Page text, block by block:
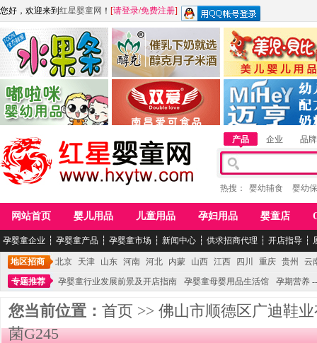
您好，欢迎来到 红星婴童网 ！ [请登录/免费注册]
江西麦嘟嘟食品有限公司
青岛嘟啦咪婴幼儿用品公司
江西醇之客月子米酒 惠州市美儿婴儿用品
湖南迈亨母婴用品有限
产品 企业 品牌
热搜： 婴幼辅食 婴幼
网站首页 婴儿用品 儿童用品 孕妇用品 婴童店
孕婴童企业 ┆ 孕婴童产品 ┆ 孕婴童市场 ┆ 新闻中心 ┆ 供求招商代理 ┆ 开店指导 ┆
地区招商 北京 天津 山东 河南 河北 内蒙 山西 江西 四川 重庆 贵州
云
专题推荐
孕婴童行业发展前景及开店指南 孕婴童母婴用品生活馆 孕期营养
您当前位置： 首页 >> 佛山市顺德区广迪鞋
菌G245